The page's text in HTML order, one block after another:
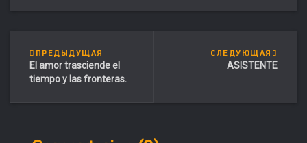
ПРЕДЫДУЩАЯ
El amor trasciende el
tiempo y las fronteras.
СЛЕДУЮЩАЯ
ASISTENTE